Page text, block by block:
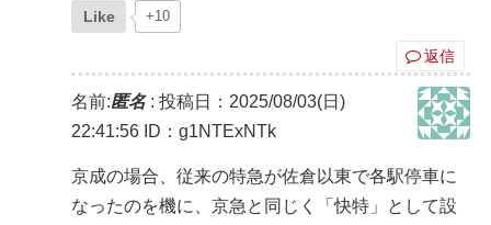
Like +10
返信
名前:匿名: 投稿日：2025/08/03(日)
22:41:56 ID：g1NTExNTk
京成の場合、従来の特急が佐倉以東で各駅停車に
なったのを機に、京急と同じく「快特」として設